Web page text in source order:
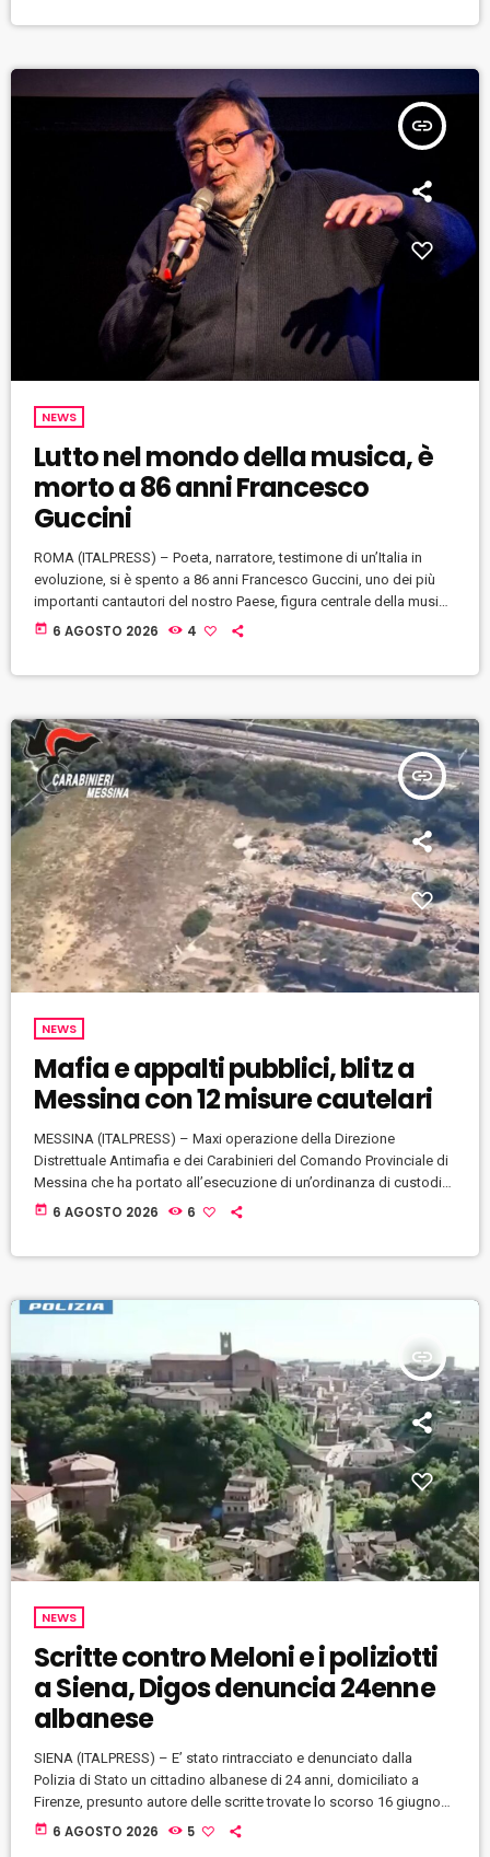
insert_link
NEWS
Lutto nel mondo della musica, è
morto a 86 anni Francesco
Guccini
ROMA (ITALPRESS) – Poeta, narratore, testimone di un’Italia in
evoluzione, si è spento a 86 anni Francesco Guccini, uno dei più
importanti cantautori del nostro Paese, figura centrale della musica
d’autore del Novecento. “Questa mattina, a Pavana, circondato
today 6 AGOSTO 2026 4
insert_link
NEWS
Mafia e appalti pubblici, blitz a
Messina con 12 misure cautelari
MESSINA (ITALPRESS) – Maxi operazione della Direzione
Distrettuale Antimafia e dei Carabinieri del Comando Provinciale di
Messina che ha portato all’esecuzione di un’ordinanza di custodia
cautelare nei confronti di 12 persone, di cui 6 agli arresti domiciliari
today 6 AGOSTO 2026 6
insert_link
NEWS
Scritte contro Meloni e i poliziotti
a Siena, Digos denuncia 24enne
albanese
SIENA (ITALPRESS) – E’ stato rintracciato e denunciato dalla
Polizia di Stato un cittadino albanese di 24 anni, domiciliato a
Firenze, presunto autore delle scritte trovate lo scorso 16 giugno
sui muri della Galleria Metropolitan a Siena, contro il Presidente del
today 6 AGOSTO 2026 5